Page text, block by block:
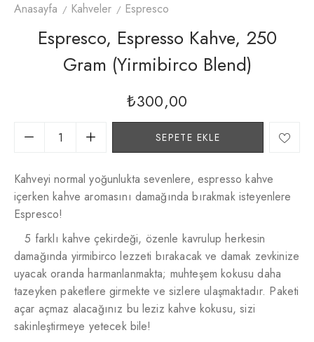
Anasayfa Kahveler Espresco
Espresco, Espresso Kahve, 250
Gram (yirmibirco Blend)
₺300,00
SEPETE EKLE
Kahveyi normal yoğunlukta sevenlere, espresso kahve
içerken kahve aromasını damağında bırakmak isteyenlere
Espresco!
5 farklı kahve çekirdeği, özenle kavrulup herkesin
damağında yirmibirco lezzeti bırakacak ve damak zevkinize
uyacak oranda harmanlanmakta; muhteşem kokusu daha
tazeyken paketlere girmekte ve sizlere ulaşmaktadır. Paketi
açar açmaz alacağınız bu leziz kahve kokusu, sizi
sakinleştirmeye yetecek bile!